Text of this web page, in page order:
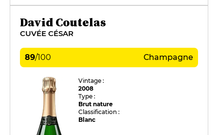
David Coutelas
CUVÉE CÉSAR
89/100 Champagne
Vintage :
2008
Type :
Brut nature
Classification :
Blanc